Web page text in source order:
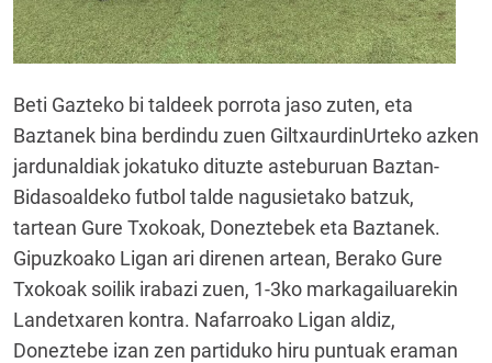
Beti Gazteko bi taldeek porrota jaso zuten, eta
Baztanek bina berdindu zuen GiltxaurdinUrteko azken
jardunaldiak jokatuko dituzte asteburuan Baztan-
Bidasoaldeko futbol talde nagusietako batzuk,
tartean Gure Txokoak, Doneztebek eta Baztanek.
Gipuzkoako Ligan ari direnen artean, Berako Gure
Txokoak soilik irabazi zuen, 1-3ko markagailuarekin
Landetxaren kontra. Nafarroako Ligan aldiz,
Doneztebe izan zen partiduko hiru puntuak eraman